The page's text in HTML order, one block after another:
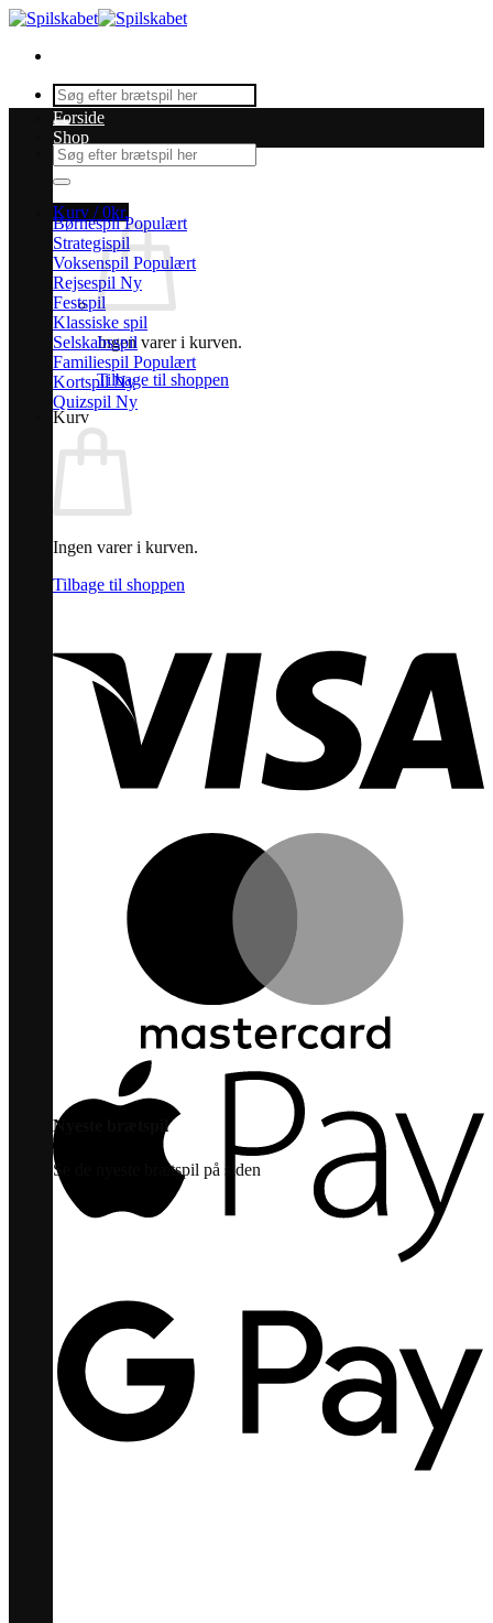
Fortsæt
indhold
Søg
efter:
Søg
efter:
Kurv /0kr.
Ingen varer i kurven.
Tilbage til shoppen
Kurv
Ingen varer i kurven.
Tilbage til shoppen
Forside
Shop
Børnespil
Strategispil
Voksenspil
Rejsespil
Festspil
Klassiske spil
Selskabsspil
Familiespil
Kortspil
Quizspil
Nyeste brætspil
Se de nyeste brætspil på siden